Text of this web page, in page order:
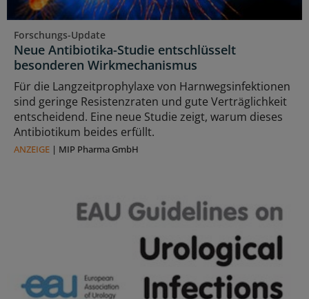
Forschungs-Update
Neue Antibiotika-Studie entschlüsselt
besonderen Wirkmechanismus
Für die Langzeitprophylaxe von Harnwegsinfektionen
sind geringe Resistenzraten und gute Verträglichkeit
entscheidend. Eine neue Studie zeigt, warum dieses
Antibiotikum beides erfüllt.
ANZEIGE | MIP Pharma GmbH